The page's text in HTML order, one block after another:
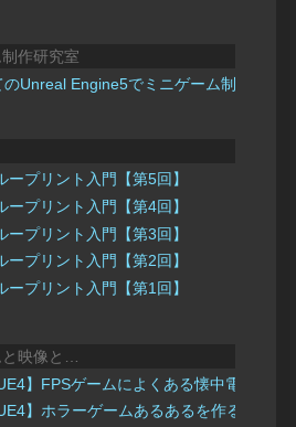
作研究室
のUnreal Engine5でミニゲーム制作(作業
ープリント入門【第5回】
ープリント入門【第4回】
ープリント入門【第3回】
ープリント入門【第2回】
ープリント入門【第1回】
映像と…
UE4】FPSゲームによくある懐中電灯のラ
UE4】ホラーゲームあるあるを作る[懐中